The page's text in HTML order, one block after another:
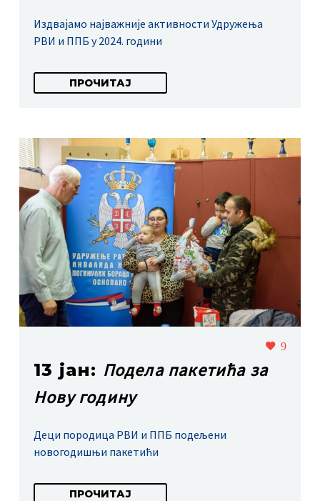
Издвајамо најважније активности Удружења
РВИ и ППБ у 2024. години
ПРОЧИТАЈ
9
13 јан: Подела пакетића за
Нову годину
Деци породица РВИ и ППБ подељени
новогодишњи пакетићи
ПРОЧИТАЈ